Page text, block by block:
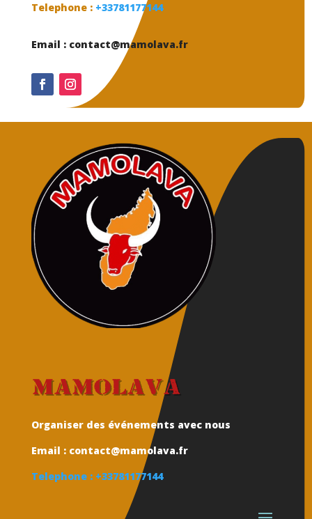
Telephone : +33781177144
Email : contact@mamolava.fr
Mamolava
Organiser des événements avec nous
Email : contact@mamolava.fr
Telephone : +33781177144